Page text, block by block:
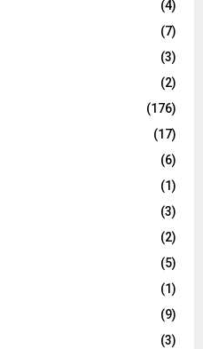
(4)
(7)
(3)
(2)
(176)
(17)
(6)
(1)
(3)
(2)
(5)
(1)
(9)
(3)